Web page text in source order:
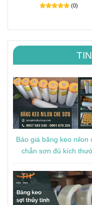
(0)
Báo giá băng keo nilon
chắn sơn đủ kích